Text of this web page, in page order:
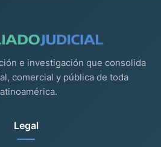
e investigación que consolida
comercial y pública de toda
Legal